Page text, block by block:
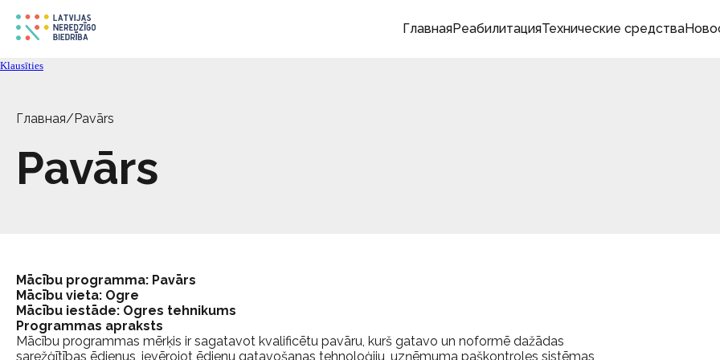
ГлавнаяРеабилитацияТехнические средства
Klausīties
Главная/Pavārs
Pavārs
Mācību programma: Pavārs
Mācību vieta: Ogre
Mācību iestāde: Ogres tehnikums
Programmas apraksts
Mācību programmas mērķis ir sagatavot kvalificētu pavāru, kurš gatavo un noformē dažādas
sarežģītības ēdienus, ievērojot ēdienu gatavošanas tehnoloģiju, uzņēmuma paškontroles sistēmas